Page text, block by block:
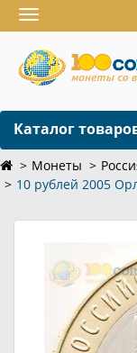
Toggle
navigation
Каталог
Монеты
10 рублей 2005